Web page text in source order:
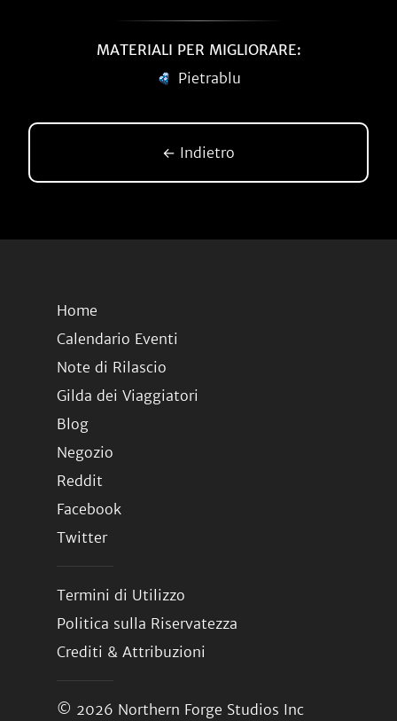
MATERIALI PER MIGLIORARE:
Pietrablu
← Indietro
Home
Calendario Eventi
Note di Rilascio
Gilda dei Viaggiatori
Blog
Negozio
Reddit
Facebook
Twitter
Termini di Utilizzo
Politica sulla Riservatezza
Crediti & Attribuzioni
© 2026 Northern Forge Studios Inc